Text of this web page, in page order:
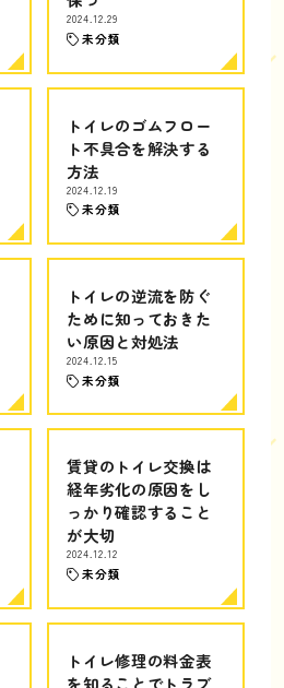
2024.12.29
未分類
トイレのゴムフロー
ト不具合を解決する
方法
2024.12.19
未分類
トイレの逆流を防ぐ
ために知っておきた
い原因と対処法
2024.12.15
未分類
賃貸のトイレ交換は
経年劣化の原因をし
っかり確認すること
が大切
2024.12.12
未分類
トイレ修理の料金表
を知ることでトラブ